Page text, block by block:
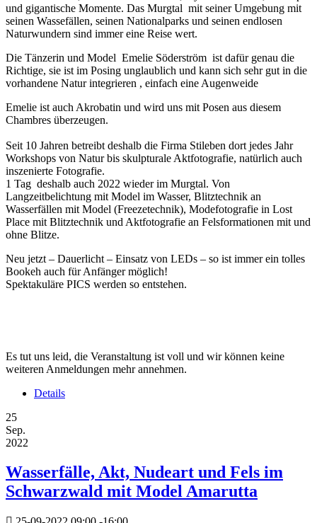
und gigantische Momente. Das Murgtal mit seiner Umgebung mit
seinen Wassefällen, seinen Nationalparks und seinen endlosen
Naturwundern sind immer eine Reise wert.
Die Tänzerin und Model Emelie Söderström ist dafür genau die
Richtige, sie ist im Posing unglaublich und kann sich sehr gut in die
vorhandene Natur integrieren , einfach eine Augenweide
Emelie ist auch Akrobatin und wird uns mit Posen aus diesem
Chambres überzeugen.
Seit 10 Jahren betreibt deshalb die Firma Stileben dort jedes Jahr
Workshops von Natur bis skulpturale Aktfotografie, natürlich auch
inszenierte Fotografie.
1 Tag deshalb auch 2022 wieder im Murgtal. Von
Langzeitbelichtung mit Model im Wasser, Blitztechnik an
Wasserfällen mit Model (Freezetechnik), Modefotografie in Lost
Place mit Blitztechnik und Aktfotografie an Felsformationen mit und
ohne Blitze.
Neu jetzt – Dauerlicht – Einsatz von LEDs – so ist immer ein tolles
Bookeh auch für Anfänger möglich!
Spektakuläre PICS werden so entstehen.
Es tut uns leid, die Veranstaltung ist voll und wir können keine
weiteren Anmeldungen mehr annehmen.
Details
25
Sep.
2022
Wasserfälle, Akt, Nudeart und Fels im
Schwarzwald mit Model Amarutta